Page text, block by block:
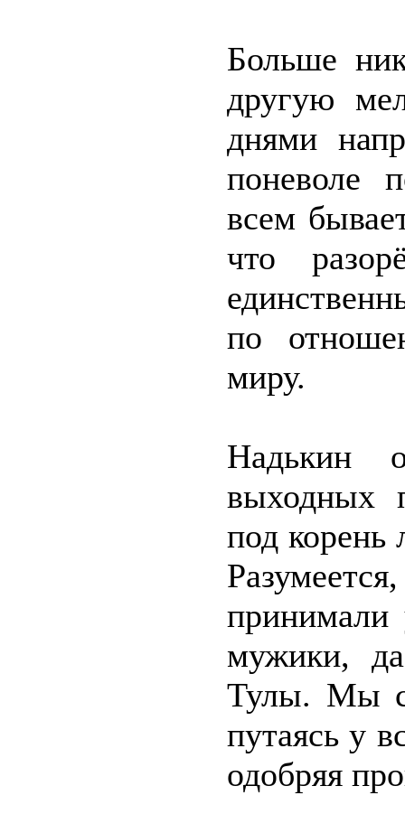
Больше
другую
днями
поневоле
всем
что
по
миру.
Надькин
выходных
под корень
принимали
мужики,
Тулы. Мы с
путаясь у
одобряя